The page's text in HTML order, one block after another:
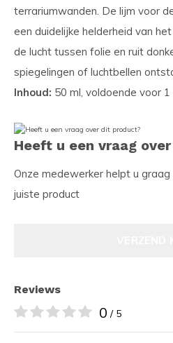
terrariumwanden. De lijm voor
een duidelijke helderheid van
de lucht tussen folie en ruit
spiegelingen of luchtbellen
Inhoud: 50 ml, voldoende voor 1
Heeft u een vraag
Onze medewerker helpt u
juiste product
Reviews
0 / 5